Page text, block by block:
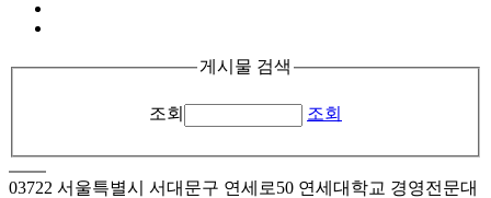
게시물 검색
조회 조회
03722 서울특별시 서대문구 연세로50 연세대학교 경영전문대